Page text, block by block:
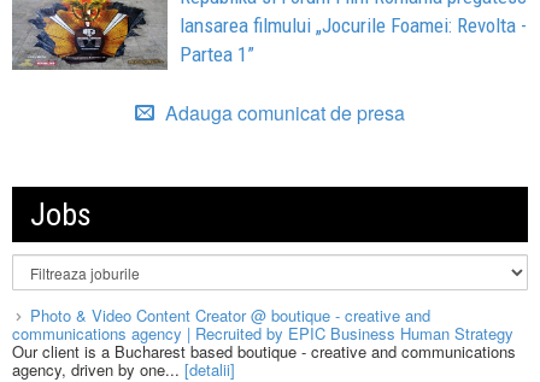
lansarea filmului „Jocurile Foamei: Revolta -
Partea 1”
Adauga comunicat de presa
Jobs
Photo & Video Content Creator @ boutique - creative and
communications agency | Recruited by EPIC Business Human Strategy
Our client is a Bucharest based boutique - creative and communications
agency, driven by one... [detalii]